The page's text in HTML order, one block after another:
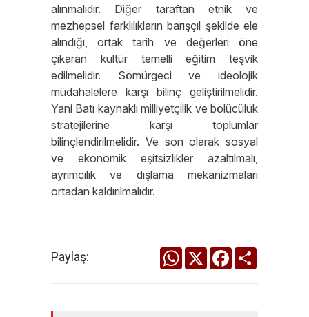
alınmalıdır. Diğer taraftan etnik ve
mezhepsel farklılıkların barışçıl şekilde ele
alındığı, ortak tarih ve değerleri öne
çıkaran kültür temelli eğitim teşvik
edilmelidir. Sömürgeci ve ideolojik
müdahalelere karşı bilinç geliştirilmelidir.
Yani Batı kaynaklı milliyetçilik ve bölücülük
stratejilerine karşı toplumlar
bilinçlendirilmelidir. Ve son olarak sosyal
ve ekonomik eşitsizlikler azaltılmalı,
ayrımcılık ve dışlama mekanizmaları
ortadan kaldırılmalıdır.
Paylaş: WhatsApp
X Facebook